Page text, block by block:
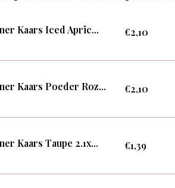
Kaars Iced Apric... €2,10
Kaars Poeder Roz... €2,10
Kaars Taupe 2.1x... €1,39